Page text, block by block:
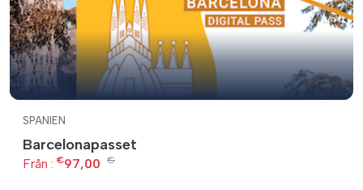
SPANIEN
Barcelonapasset
Från : €97,00 €